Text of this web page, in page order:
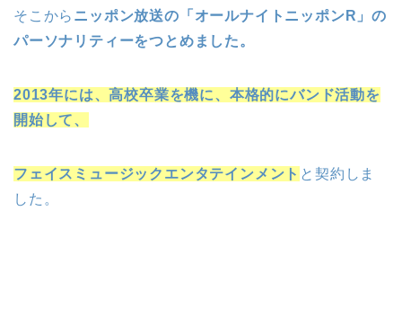
そこから ニッポン放送の「オールナイトニッポンR」の
パーソナリティーをつとめました。
2013年には、高校卒業を機に、本格的にバンド活動を
開始して、
フェイスミュージックエンタテインメント と契約しま
した。